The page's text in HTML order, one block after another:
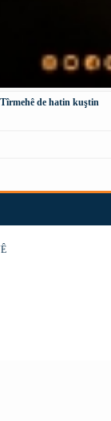
de hatin kuştin